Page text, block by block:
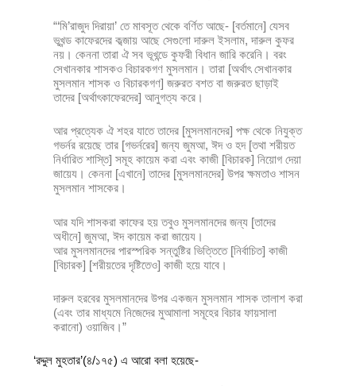
“‘মি’রাজুদ দিরায়া’ তে মাবসূত থেকে বর্ণিত আছে- [বর্তমানে] যেসব
ভূখন্ড কাফেরদের কব্জায় আছে সেগুলো দারুল ইসলাম, দারুল কুফর
নয়। কেননা তারা ঐ সব ভূখন্ডে কুফরী বিধান জারি করেনি। বরং
সেখানকার শাসকও বিচারকগণ মুসলমান। তারা [অর্থাৎ সেখানকার
মুসলমান শাসক ও বিচারকগণ] জরুরত বশত বা জরুরত ছাড়াই
তাদের [অর্থাৎকাফেরদের] আনুগত্য করে।
আর প্রত্যেক ঐ শহর যাতে তাদের [মুসলমানদের] পক্ষ থেকে নিযুক্ত
গভর্নর রয়েছে তার [গভর্নরের] জন্য জুমআ, ঈদ ও হদ [তথা শরীয়ত
নির্ধারিত শাস্তি] সমূহ কায়েম করা এবং কাজী [বিচারক] নিয়োগ দেয়া
জায়েয। কেননা [এখানে] তাদের [মুসলমানদের] উপর ক্ষমতাও শাসন
মুসলমান শাসকের।
আর যদি শাসকরা কাফের হয় তবুও মুসলমানদের জন্য [তাদের
অধীনে] জুমআ, ঈদ কায়েম করা জায়েয।
আর মুসলমানদের পারস্পরিক সন্তুষ্টির ভিত্তিতে [নির্বাচিত] কাজী
[বিচারক] [শরীয়তের দৃষ্টিতেও] কাজী হয়ে যাবে।
দারুল হরবের মুসলমানদের উপর একজন মুসলমান শাসক তালাশ করা
(এবং তার মাধ্যমে নিজেদের মুআমালা সমূহের বিচার ফায়সালা
করানো) ওয়াজিব।”
‘রদ্দুল মুহতার’(৪/১৭৫) এ আরো বলা হয়েছে-